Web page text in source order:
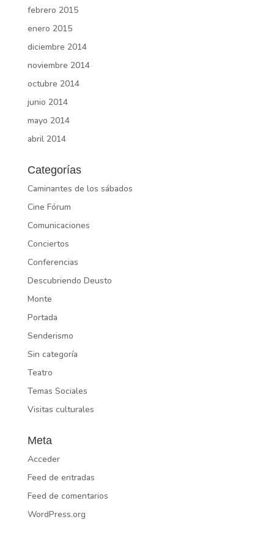
febrero 2015
enero 2015
diciembre 2014
noviembre 2014
octubre 2014
junio 2014
mayo 2014
abril 2014
Categorías
Caminantes de los sábados
Cine Fórum
Comunicaciones
Conciertos
Conferencias
Descubriendo Deusto
Monte
Portada
Senderismo
Sin categoría
Teatro
Temas Sociales
Visitas culturales
Meta
Acceder
Feed de entradas
Feed de comentarios
WordPress.org